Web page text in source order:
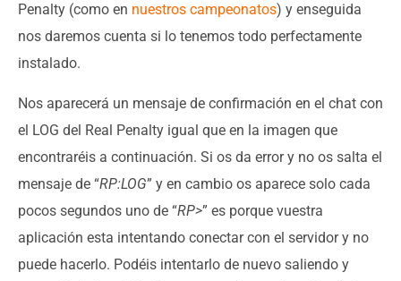
Penalty (como en nuestros campeonatos) y enseguida
nos daremos cuenta si lo tenemos todo perfectamente
instalado.
Nos aparecerá un mensaje de confirmación en el chat con
el LOG del Real Penalty igual que en la imagen que
encontraréis a continuación. Si os da error y no os salta el
mensaje de “RP:LOG” y en cambio os aparece solo cada
pocos segundos uno de “RP>” es porque vuestra
aplicación esta intentando conectar con el servidor y no
puede hacerlo. Podéis intentarlo de nuevo saliendo y